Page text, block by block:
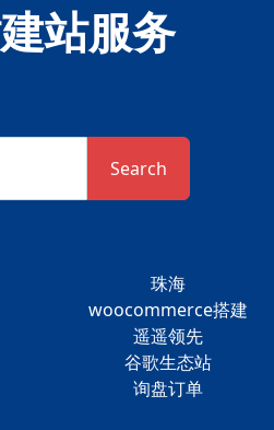
站服务
Search
珠海
woocommerce搭建
遥遥领先
谷歌生态站
询盘订单